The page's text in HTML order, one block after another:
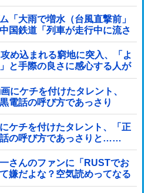
「大雨で増水（台風直撃前」
国鉄道「列車が走行中に流さ
資は有料です」謎の勢力
め込まれる窮地に突入、「よ
と手際の良さに感心する人が
にケチを付けたタレント、
電話の呼び方であっさり
ケチを付けたタレント、「正
の呼び方であっさりと……
さんのファンに「RUSTでお
嫌だよな？空気読めってなる
前らVCR向いて...